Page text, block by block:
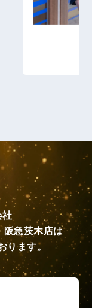
社
阪急茨木店は
ります。